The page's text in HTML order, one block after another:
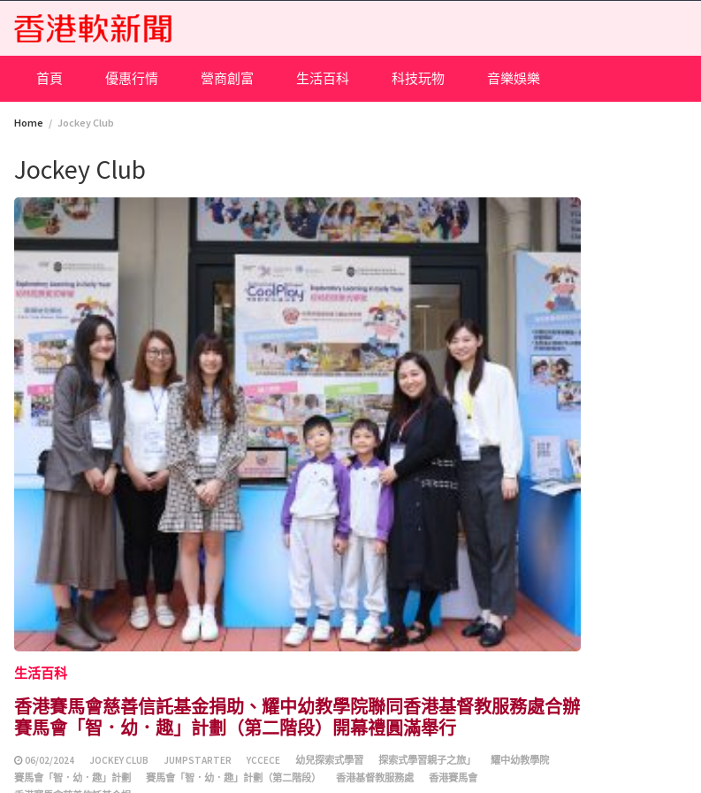
content
首頁 優惠行情 營商創富 生活百科 科技玩物 音樂娛樂
Home Jockey Club
Jockey Club
生活百科
香港賽馬會慈善信託基金捐助、耀中幼教學院聯同香港基督教服務處合辦
賽馬會「智．幼．趣」計劃（第二階段）開幕禮圓滿舉行
06/02/2024 JOCKEY CLUB JUMPSTARTER YCCECE 幼兒探索式學習 探索式學習親子之旅」
耀中幼教學院
賽馬會「智．幼．趣」計劃
賽馬會「智．幼．趣」計劃（第二階段） 香港基督教服務處
香港賽馬會